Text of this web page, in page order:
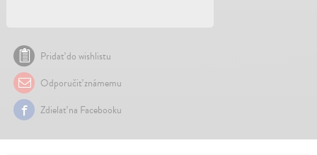
Pridať do wishlistu
Odporučiť známemu
Zdielať na Facebooku